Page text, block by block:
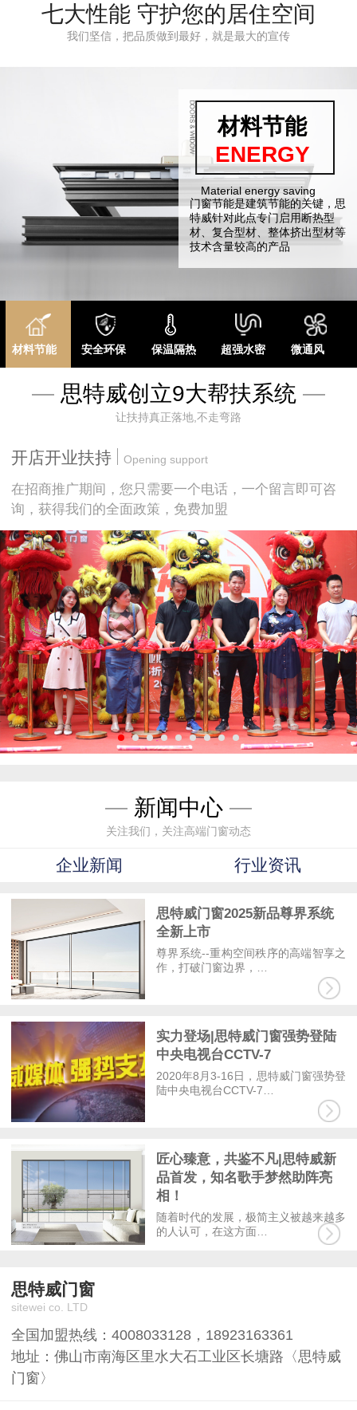
七大性能 守护您的居住空间
我们坚信，把品质做到最好，就是最大的宣传
材料节能
ENERGY
Material energy saving
门窗节能是建筑节能的关键，思
特威针对此点专门启用断热型
材、复合型材、整体挤出型材等
技术含量较高的产品
安全环保
SAFETY
SAFETY AND
ENVIRONMENTAL
PROTECION
氟碳喷涂工艺技术
氟碳喷涂具有优异的 抗褪色
酸雨等) ) 的腐蚀性，抗 紫外线
恶劣天气环境氟碳。
保温隔热
WARM
Heat preservation and
heat insulation
断桥结构，配上中空玻璃隔层，
给您一年四季的舒适，
专业的隔热尼龙条，夏天留着冷
超强水密
SEAL UP
SUPER WATERTIGHT
采用中央密封胶条空腔结构，保
证气密、水密隔音性能。
有效阻隔室外污染，防止雨水。
沙尘噪音侵入。
微通风
AERATION
Microventilation mode
思特威门窗，设有微通风模式。
不管是在寒冷的冬天，还是在炎
热的夏天，当家里的空气比较
闷，有异味的时候，打开通风模
多重隔音
SOUND
SAFETY AND
ENVIRONMENTAL
PROTECION
四层密封胶和双层中空玻璃，营
造安静祥和的生活环境。航空级
减噪峰值，可隔绝35分贝噪音
和防撞胶条，四层密封处理，形
成隔绝空间
防盗防爆
PROTECT
Microventilation mode
思特威门窗，设有微通风模式。
不管是在寒冷的冬天，还是在炎
热的夏天，当家里的空气比较
闷，有异味的时候，打开通风模
材料节能 安全环保 保温隔热 超强水密 微通风
防盗防爆
— 思特威创立9大帮扶系统 —
让扶持真正落地,不走弯路
开店开业扶持 Opening support
在招商推广期间，您只需要一个电话，一个留言即可咨
询，获得我们的全面政策，免费加盟
— 新闻中心 —
关注我们，关注高端门窗动态
企业新闻 行业资讯
思特威门窗2025新品尊界系统
全新上市
尊界系统--重构空间秩序的高端智享之
作，打破门窗边界，…
实力登场|思特威门窗强势登陆
中央电视台CCTV-7
2020年8月3-16日，思特威门窗强势登
陆中央电视台CCTV-7…
匠心臻意，共鉴不凡|思特威新
品首发，知名歌手梦然助阵亮
相！
随着时代的发展，极简主义被越来越多
的人认可，在这方面…
思特威门窗
sitewei co. LTD
全国加盟热线： 4008033128 ， 18923163361
地址：佛山市南海区里水大石工业区长塘路〈思特威
门窗〉